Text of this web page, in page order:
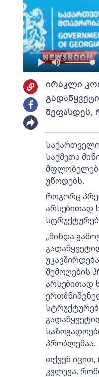
ირაკლი
შეფასდეს,
საქმეთა
უწოდებს.
როგორც
არსებითად
„მინდა
შემოღების
არსებითად
პრობლემაა.
თქვენ
კვლევა,